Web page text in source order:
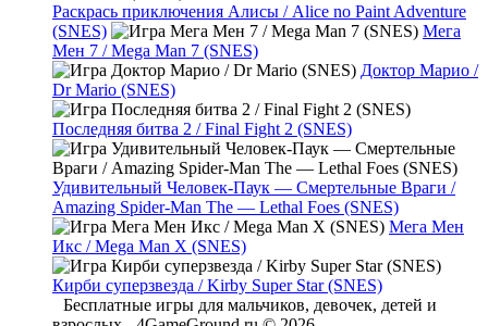
Раскрась приключения Алисы / Alice no Paint Adventure
(SNES)
Мега
Мен 7 / Mega Man 7 (SNES)
Доктор Марио /
Dr Mario (SNES)
Последняя битва 2 / Final Fight 2 (SNES)
Удивительный Человек-Паук — Смертельные Враги /
Amazing Spider-Man The — Lethal Foes (SNES)
Мега Мен
Икс / Mega Man X (SNES)
Кирби суперзвезда / Kirby Super Star (SNES)
Бесплатные игры для мальчиков, девочек, детей и